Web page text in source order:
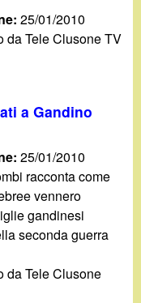
25/01/2010
da Tele Clusone TV
a Gandino
25/01/2010
racconta come
vennero
gandinesi
seconda guerra
da Tele Clusone